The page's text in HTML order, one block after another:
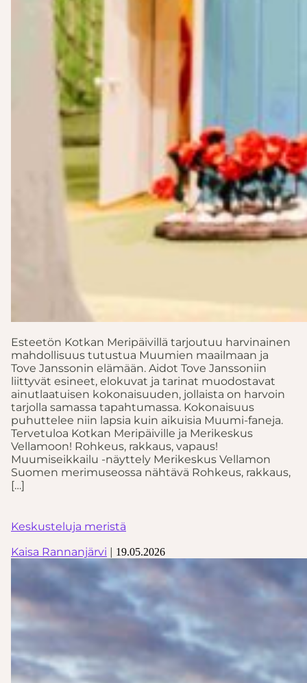
Esteetön Kotkan Meripäivillä tarjoutuu harvinainen
mahdollisuus tutustua Muumien maailmaan ja
Tove Janssonin elämään. Aidot Tove Janssoniin
liittyvät esineet, elokuvat ja tarinat muodostavat
ainutlaatuisen kokonaisuuden, jollaista on harvoin
tarjolla samassa tapahtumassa. Kokonaisuus
puhuttelee niin lapsia kuin aikuisia Muumi-faneja.
Tervetuloa Kotkan Meripäiville ja Merikeskus
Vellamoon! Rohkeus, rakkaus, vapaus!
Muumiseikkailu -näyttely Merikeskus Vellamon
Suomen merimuseossa nähtävä Rohkeus, rakkaus,
[…]
Keskusteluja meristä
Kaisa Rannanjärvi
19.05.2026